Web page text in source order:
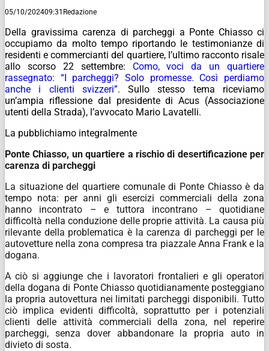
05/10/202409:31 Redazione
Della gravissima carenza di parcheggi a Ponte Chiasso ci
occupiamo da molto tempo riportando le testimonianze di
residenti e commercianti del quartiere, l’ultimo racconto risale
allo scorso 22 settembre: Como, voci da un quartiere
rassegnato: “I parcheggi? Solo promesse. Così perdiamo
anche i clienti svizzeri”. Sullo stesso tema riceviamo
un’ampia riflessione dal presidente di Acus (Associazione
utenti della Strada), l’avvocato Mario Lavatelli.
La pubblichiamo integralmente
Ponte Chiasso, un quartiere a rischio di desertificazione per
carenza di parcheggi
La situazione del quartiere comunale di Ponte Chiasso è da
tempo nota: per anni gli esercizi commerciali della zona
hanno incontrato – e tuttora incontrano – quotidiane
difficoltà nella conduzione delle proprie attività. La causa più
rilevante della problematica è la carenza di parcheggi per le
autovetture nella zona compresa tra piazzale Anna Frank e la
dogana.
A ciò si aggiunge che i lavoratori frontalieri e gli operatori
della dogana di Ponte Chiasso quotidianamente posteggiano
la propria autovettura nei limitati parcheggi disponibili.Tutto
ciò implica evidenti difficoltà, soprattutto per i potenziali
clienti delle attività commerciali della zona, nel reperire
parcheggi, senza dover abbandonare la
propria auto in
divieto di sosta.